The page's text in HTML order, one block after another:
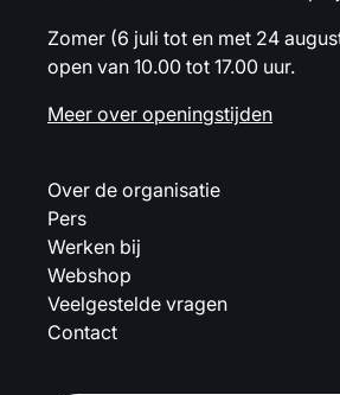
Zomer (6 juli tot en met 24
open van 10.00 tot 17.00 uur.
Meer over openingstijden
Over de organisatie
Pers
Werken bij
Webshop
Veelgestelde vragen
Contact